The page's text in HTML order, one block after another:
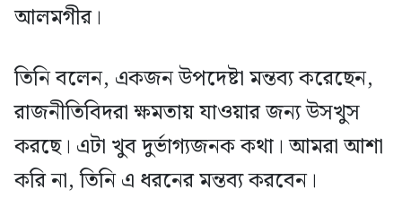
আলমগীর।
তিনি বলেন, একজন উপদেষ্টা মন্তব্য করেছেন,
রাজনীতিবিদরা ক্ষমতায় যাওয়ার জন্য উসখুস
করছে। এটা খুব দুর্ভাগ্যজনক কথা। আমরা আশা
করি না, তিনি এ ধরনের মন্তব্য করবেন।